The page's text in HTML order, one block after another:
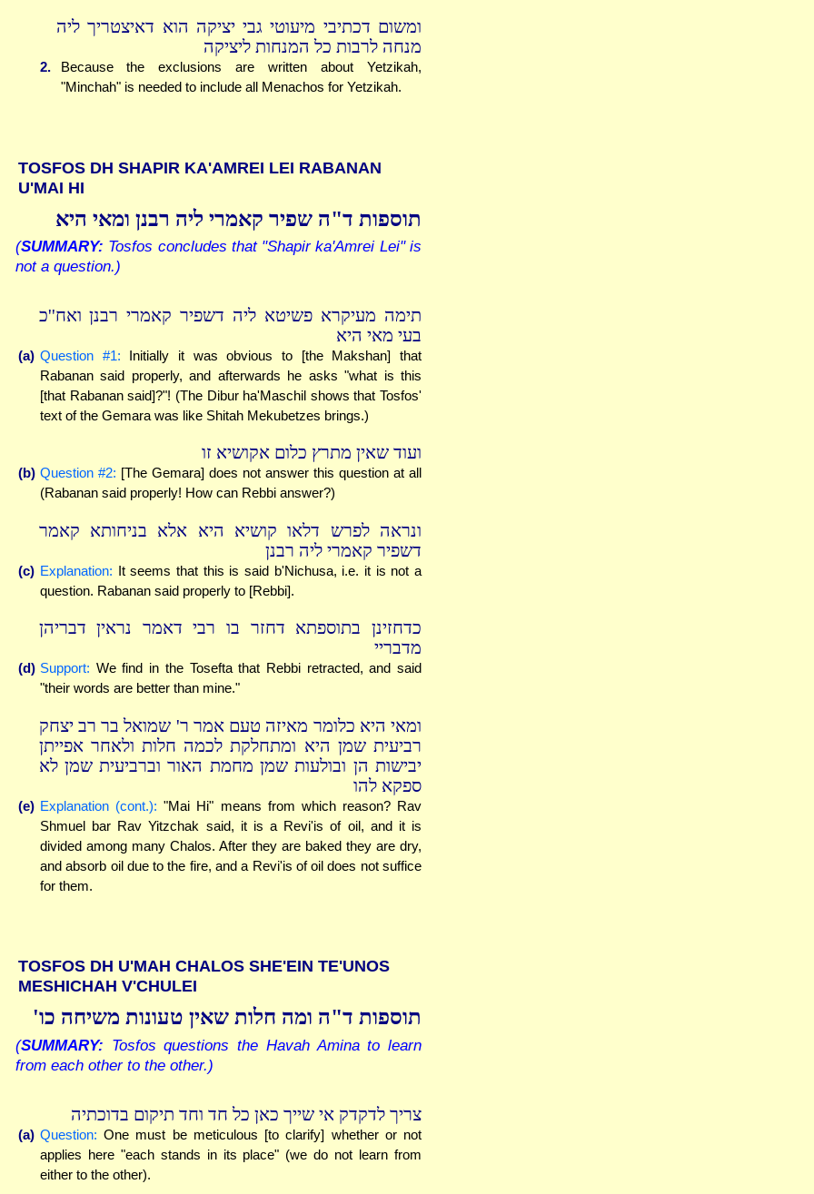
ומשום דכתיבי מיעוטי גבי יציקה הוא דאיצטריך ליה
מנחה לרבות כל המנחות ליציקה
2.
Because the exclusions are written about Yetzikah,
"Minchah" is needed to include all Menachos for Yetzikah.
TOSFOS DH SHAPIR KA'AMREI LEI RABANAN
U'MAI HI
תוספות ד"ה שפיר קאמרי ליה רבנן ומאי היא
(SUMMARY: Tosfos concludes that "Shapir ka'Amrei Lei" is
not a question.)
תימה מעיקרא פשיטא ליה דשפיר קאמרי רבנן ואח''כ
בעי מאי היא
(a) Question #1: Initially it was obvious to [the Makshan] that
Rabanan said properly, and afterwards he asks "what is this
[that Rabanan said]?"! (The Dibur ha'Maschil shows that Tosfos'
text of the Gemara was like Shitah Mekubetzes brings.)
ועוד שאין מתרץ כלום אקושיא זו
(b) Question #2: [The Gemara] does not answer this question at all
(Rabanan said properly! How can Rebbi answer?)
ונראה לפרש דלאו קושיא היא אלא בניחותא קאמר
דשפיר קאמרי ליה רבנן
(c) Explanation: It seems that this is said b'Nichusa, i.e. it is not a
question. Rabanan said properly to [Rebbi].
כדחזינן בתוספתא דחזר בו רבי דאמר נראין דבריהן
מדבריי
(d) Support: We find in the Tosefta that Rebbi retracted, and said
"their words are better than mine."
ומאי היא כלומר מאיזה טעם אמר ר' שמואל בר רב יצחק
רביעית שמן היא ומתחלקת לכמה חלות ולאחר אפייתן
יבישות הן ובולעות שמן מחמת האור וברביעית שמן לא
ספקא להו
(e) Explanation (cont.): "Mai Hi" means from which reason? Rav
Shmuel bar Rav Yitzchak said, it is a Revi'is of oil, and it is
divided among many Chalos. After they are baked they are dry,
and absorb oil due to the fire, and a Revi'is of oil does not suffice
for them.
TOSFOS DH U'MAH CHALOS SHE'EIN TE'UNOS
MESHICHAH V'CHULEI
תוספות ד"ה ומה חלות שאין טעונות משיחה כו'
(SUMMARY: Tosfos questions the Havah Amina to learn
from each other to the other.)
צריך לדקדק אי שייך כאן כל חד וחד תיקום בדוכתיה
(a) Question: One must be meticulous [to clarify] whether or not
applies here "each stands in its place" (we do not learn from
either to the other).